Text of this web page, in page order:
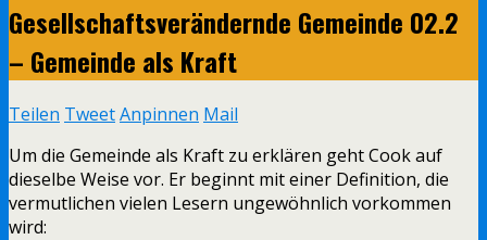
Gesellschaftsverändernde Gemeinde 02.2
– Gemeinde als Kraft
Teilen TweetAnpinnen Mail
Um die Gemeinde als Kraft zu erklären geht Cook auf
dieselbe Weise vor. Er beginnt mit einer Definition, die
vermutlichen vielen Lesern ungewöhnlich vorkommen
wird: